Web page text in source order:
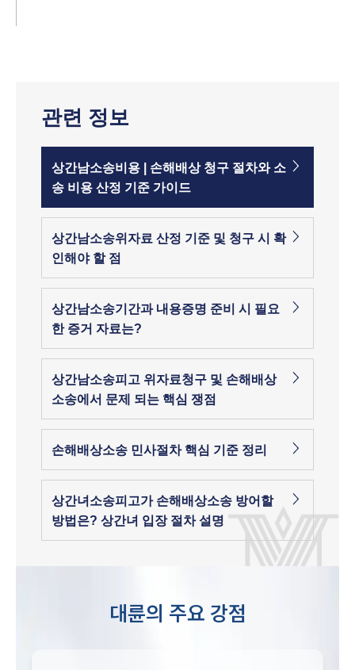
관련 정보
상간남소송비용 | 손해배상 청구 절차와 소
송 비용 산정 기준 가이드
상간남소송위자료 산정 기준 및 청구 시 확
인해야 할 점
상간남소송기간과 내용증명 준비 시 필요
한 증거 자료는?
상간남소송피고 위자료청구 및 손해배상
소송에서 문제 되는 핵심 쟁점
손해배상소송 민사절차 핵심 기준 정리
상간녀소송피고가 손해배상소송 방어할
방법은? 상간녀 입장 절차 설명
대륜의 주요 강점